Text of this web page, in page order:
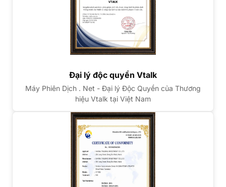
Đại lý độc quyền Vtalk
Máy Phiên Dịch . Net - Đại lý Độc Quyền của Thương
hiệu Vtalk tại Việt Nam